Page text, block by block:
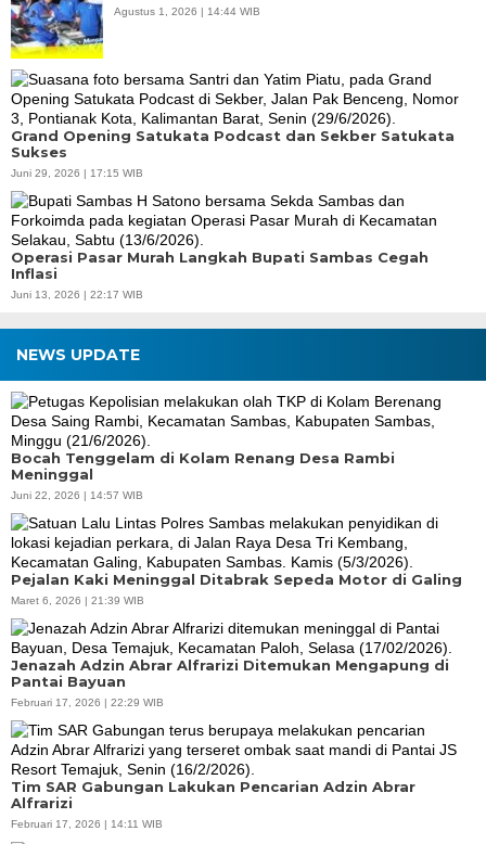
Agustus 1, 2026 | 14:44 WIB
Grand Opening Satukata Podcast dan Sekber Satukata
Sukses
Juni 29, 2026 | 17:15 WIB
Operasi Pasar Murah Langkah Bupati Sambas Cegah
Inflasi
Juni 13, 2026 | 22:17 WIB
NEWS UPDATE
Bocah Tenggelam di Kolam Renang Desa Rambi
Meninggal
Juni 22, 2026 | 14:57 WIB
Pejalan Kaki Meninggal Ditabrak Sepeda Motor di Galing
Maret 6, 2026 | 21:39 WIB
Jenazah Adzin Abrar Alfrarizi Ditemukan Mengapung di
Pantai Bayuan
Februari 17, 2026 | 22:29 WIB
Tim SAR Gabungan Lakukan Pencarian Adzin Abrar
Alfrarizi
Februari 17, 2026 | 14:11 WIB